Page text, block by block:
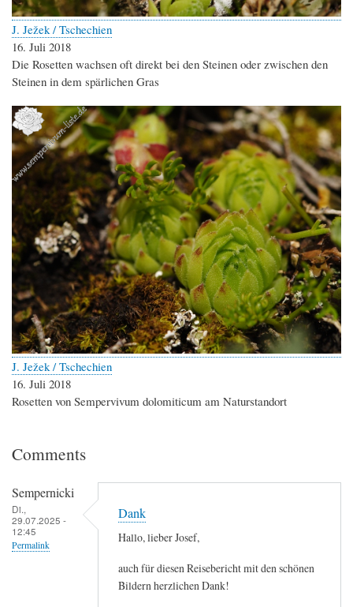
J. Ježek / Tschechien
16. Juli 2018
Die Rosetten wachsen oft direkt bei den Steinen oder zwischen den
Steinen in dem spärlichen Gras
J. Ježek / Tschechien
16. Juli 2018
Rosetten von Sempervivum dolomiticum am Naturstandort
Comments
Sempernicki
Di.,
29.07.2025 -
12:45
Permalink
Dank
Hallo, lieber Josef,
auch für diesen Reisebericht mit den schönen
Bildern herzlichen Dank!